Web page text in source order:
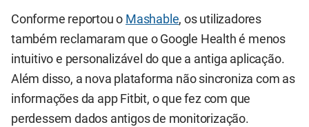
Conforme reportou o Mashable, os utilizadores
também reclamaram que o Google Health é menos
intuitivo e personalizável do que a antiga aplicação.
Além disso, a nova plataforma não sincroniza com as
informações da app Fitbit, o que fez com que
perdessem dados antigos de monitorização.